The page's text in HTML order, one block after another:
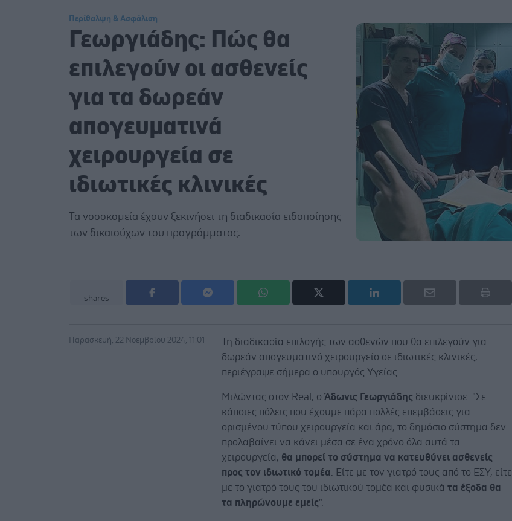
Περίθαλψη & Ασφάλιση
Γεωργιάδης: Πώς θα
επιλεγούν οι ασθενείς
για τα δωρεάν
απογευματινά
χειρουργεία σε
ιδιωτικές κλινικές
Τα νοσοκομεία έχουν ξεκινήσει τη διαδικασία ειδοποίησης
των δικαιούχων του προγράμματος.
shares
Παρασκευή, 22 Νοεμβρίου 2024, 11:01
Τη διαδικασία επιλογής των ασθενών που θα επιλεγούν για
δωρεάν απογευματινό χειρουργείο σε ιδιωτικές κλινικές,
περιέγραψε σήμερα ο υπουργός Υγείας.
Μιλώντας στον Real, οΆδωνις Γεωργιάδης διευκρίνισε: "Σε
κάποιες πόλεις που έχουμε πάρα πολλές επεμβάσεις για
ορισμένου τύπου χειρουργεία και άρα, το δημόσιο σύστημα δεν
προλαβαίνει να κάνει μέσα σε ένα χρόνο όλα αυτά τα
χειρουργεία, θα μπορεί το σύστημα να κατευθύνει ασθενείς
προς τον ιδιωτικό τομέα
. Είτε με τον γιατρό τους από το ΕΣΥ, είτε
με το γιατρό τους του ιδιωτικού τομέα και φυσικάτα έξοδα θα
τα πληρώνουμε εμείς".